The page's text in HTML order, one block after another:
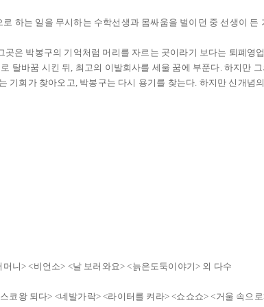
로 하는 일을 무시하는 수학선생과 몸싸움을 벌이던 중 선생이
곳은 박봉구의 기억처럼 머리를 자르는 곳이라기 보다는 퇴폐영
탈바꿈 시킨 뒤, 최고의 이발회사를 세울 꿈에 부푼다. 하지만
기회가 찾아오고, 박봉구는 다시 용기를 찾는다. 하지만 신개
니> <비언소> <날 보러와요> <늙은도둑이야기> 외 다수
코왕 되다> <네발가락> <라이터를 켜라> <쇼쇼쇼> <거울 속으